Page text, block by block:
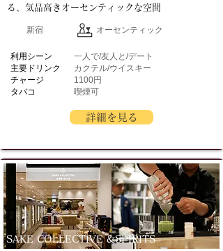
る、気品高きオーセンティックな空間
新宿 オーセンティック
​利用シーン
主要ドリンク
チャージ
タバコ
一人で/友人と/デート
カクテル/ウイスキー
1100円
喫煙可
詳細を見る
SAKE COLLECTIVE &SPIRITS